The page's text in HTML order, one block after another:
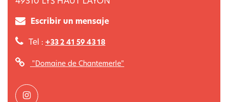
Escribir un mensaje
Tel : +33 2 41 59 43 18
"Domaine de Chantemerle"